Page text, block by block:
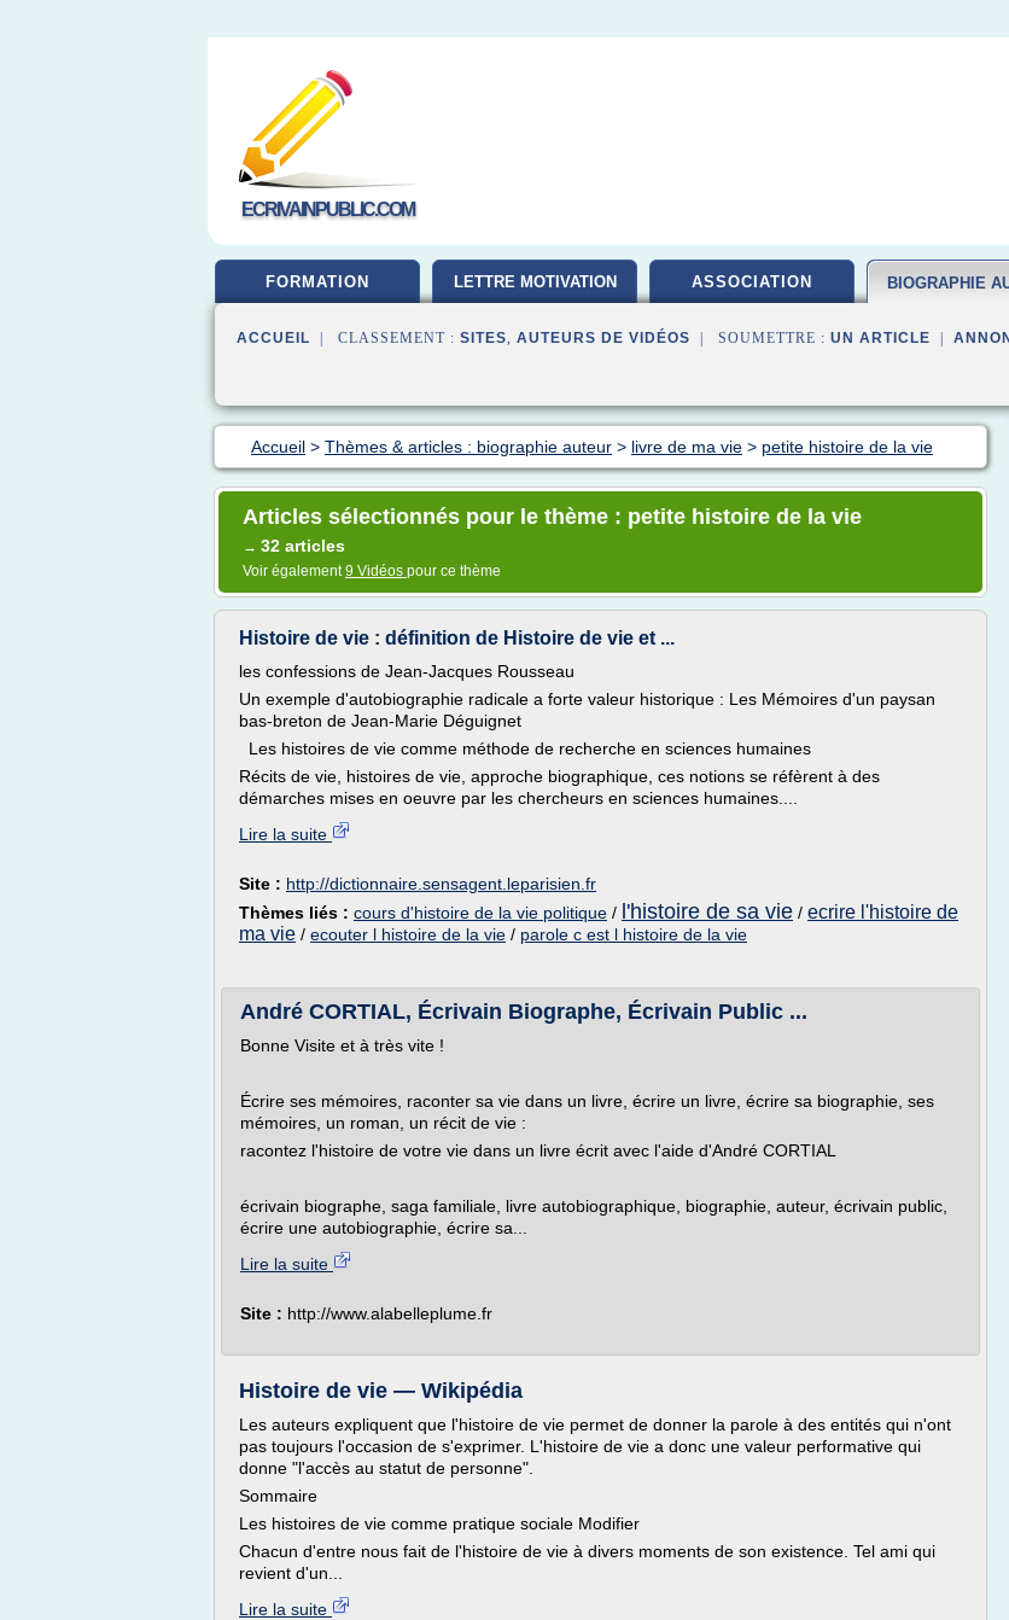
ECRIVAINPUBLIC.COM
FORMATION LETTRE MOTIVATION ASSOCIATION BIOGRAPHIE
ACCUEIL | CLASSEMENT : SITES, AUTEURS DE VIDÉOS | SOUMETTRE : UN ARTICLE
Accueil > Thèmes & articles : biographie auteur > livre de ma vie > petite histoire de la vie
Articles sélectionnés pour le thème : petite histoire de la vie
→ 32 articles
Voir également9 Vidéos pour ce thème
Histoire de vie : définition de Histoire de vie et ...
les confessions de Jean-Jacques Rousseau
Un exemple d'autobiographie radicale a forte valeur historique : Les Mémoires d'un paysan
bas-breton de Jean-Marie Déguignet
Les histoires de vie comme méthode de recherche en sciences humaines
Récits de vie, histoires de vie, approche biographique, ces notions se réfèrent à des
démarches mises en oeuvre par les chercheurs en sciences humaines....
Lire la suite
Site : http://dictionnaire.sensagent.leparisien.fr
Thèmes liés : cours d'histoire de la vie politique / l'histoire de sa vie / ecrire l'histoire de
ma vie / ecouter l histoire de la vie / parole c est l histoire de la vie
André CORTIAL, Écrivain Biographe, Écrivain Public ...
Bonne Visite et à très vite !
Écrire ses mémoires, raconter sa vie dans un livre, écrire un livre, écrire sa biographie, ses
mémoires, un roman, un récit de vie :
racontez l'histoire de votre vie dans un livre écrit avec l'aide d'André CORTIAL
écrivain biographe, saga familiale, livre autobiographique, biographie, auteur, écrivain public,
écrire une autobiographie, écrire sa...
Lire la suite
Site : http://www.alabelleplume.fr
Histoire de vie — Wikipédia
Les auteurs expliquent que l'histoire de vie permet de donner la parole à des entités qui n'ont
pas toujours l'occasion de s'exprimer. L'histoire de vie a donc une valeur performative qui
donne "l'accès au statut de personne".
Sommaire
Les histoires de vie comme pratique sociale Modifier
Chacun d'entre nous fait de l'histoire de vie à divers moments de son existence. Tel ami qui
revient d'un...
Lire la suite